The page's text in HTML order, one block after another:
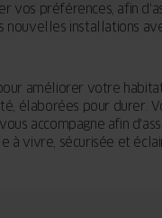
vos préférences, afin
nouvelles installations
améliorer votre habitat
élaborées pour durer.
accompagne afin
à vivre, sécurisée et